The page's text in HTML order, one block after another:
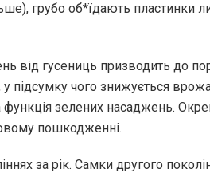
грубо об*їдають пластинки
від гусениць призводить до
підсумку чого знижується
функція зелених насаджень.
пошкодженні.
за рік. Самки другого